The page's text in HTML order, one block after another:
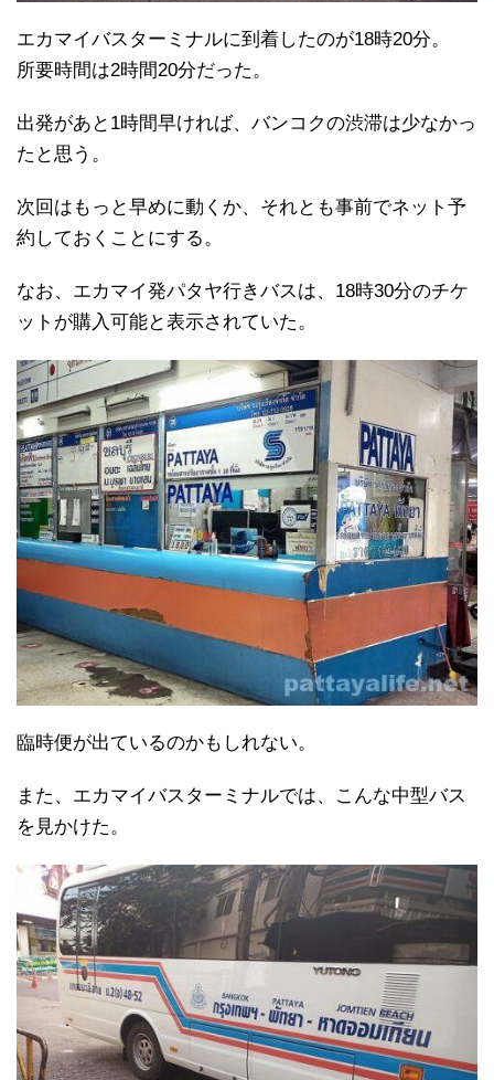
エカマイバスターミナルに到着したのが18時20分。
所要時間は2時間20分だった。
出発があと1時間早ければ、バンコクの渋滞は少なかっ
たと思う。
次回はもっと早めに動くか、それとも事前でネット予
約しておくことにする。
なお、エカマイ発パタヤ行きバスは、18時30分のチケ
ットが購入可能と表示されていた。
臨時便が出ているのかもしれない。
また、エカマイバスターミナルでは、こんな中型バス
を見かけた。